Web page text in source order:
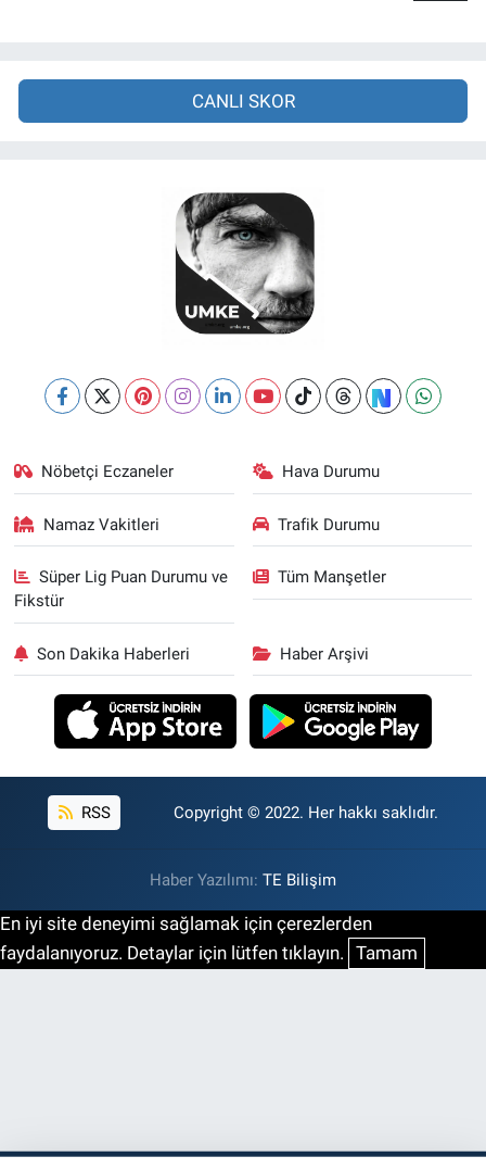
CANLI SKOR
Nöbetçi Eczaneler Hava Durumu
Namaz Vakitleri Trafik Durumu
Süper Lig Puan Durumu ve
Fikstür
Tüm Manşetler
Son Dakika Haberleri Haber Arşivi
RSS Copyright © 2022. Her hakkı saklıdır.
Haber Yazılımı: TE Bilişim
En iyi site deneyimi sağlamak için çerezlerden
faydalanıyoruz. Detaylar için lütfen tıklayın. Tamam